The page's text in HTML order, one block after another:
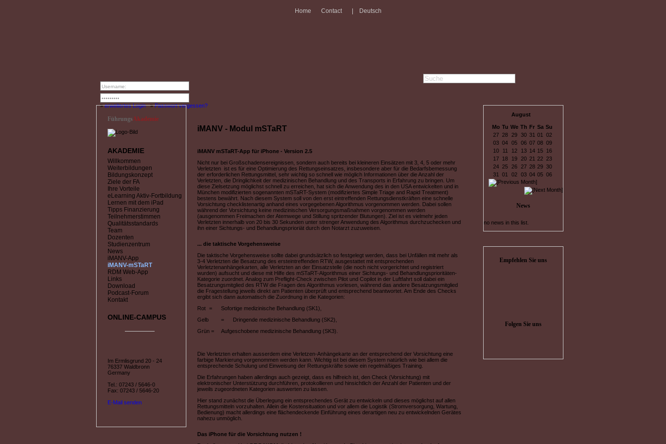
Home Contact Deutsch
»erweitertes Login»Passwort vergessen?
FührungsAkademie
AKADEMIE
Willkommen
Weiterbildungen
Bildungskonzept
Ziele der FA
Ihre Vorteile
eLearning Aktiv-Fortbildung
Lernen mit dem iPad
Tipps Finanzierung
Teilnehmerstimmen
Qualitätsstandards
Team
Dozenten
Studienzentrum
News
iMANV-App
iMANV-mSTaRT
RDM Web-App
Links
Download
Podcast-Forum
Kontakt
ONLINE-CAMPUS
Im Ermlisgrund 20 - 24
76337 Waldbronn
Germany
Tel.: 07243 / 5646-0
Fax: 07243 / 5646-20
E-Mail senden
iMANV - Modul mSTaRT
iMANV mSTaRT-App für iPhone - Version 2.5
Nicht nur bei Großschadensereignissen, sondern auch bereits bei kleineren Einsätzen mit 3, 4, 5 oder mehr
Verletzten ist es für eine Optimierung des Rettungseinsatzes, insbesondere aber für die Bedarfsbemessung
der erforderlichen Rettungsmittel, sehr wichtig so schnell wie möglich Informationen über die Anzahl der
Verletzten, die Dringlichkeit der medizinischen Behandlung und des Transports in Erfahrung zu bringen. Um
diese Zielsetzung möglichst schnell zu erreichen, hat sich die Anwendung des in den USA entwickelten und in
München modifizierten sogenannten mSTaRT-System (modifiziertes Simple Triage and Rapid Treatment)
bestens bewährt. Nach diesem System soll von den erst eintreffenden Rettungsdienstkräften eine schnelle
Vorsichtung checklistenartig anhand eines vorgegebenen Algorithmus vorgenommen werden. Dabei sollen
während der Vorsichtung keine medizinischen Versorgungsmaßnahmen vorgenommen werden
(ausgenommen Freimachen der Atemwege und Stillung spritzender Blutungen). Ziel ist es vielmehr jeden
Verletzten innerhalb von 20 bis 30 Sekunden unter strenger Anwendung des Algorithmus durchzuchecken und
ihn einer Sichtungs- und Behandlungsprioriät durch den Notarzt zuzuweisen.
... die taktische Vorgehensweise
Die taktische Vorgehensweise sollte dabei grundsätzlich so festgelegt werden, dass bei Unfällen mit mehr als
3-4 Verletzten die Besatzung des ersteintreffenden RTW, ausgestattet mit entsprechenden
Verletztenanhängekarten, alle Verletzten an der Einsatzstelle (die noch nicht vorgerichtet und registriert
wurden) aufsucht und diese mit Hilfe des mSTaRT-Algorithmus einer Sichtungs- und Behandlungsprioritäten-
Kategorie zuordnet. Analog zum Preflight-Check zwischen Pilot und Copilot in der Luftfahrt soll dabei ein
Besatzungsmitglied des RTW die Fragen des Algorithmus vorlesen, während das andere Besatzungsmitglied
die Fragestellung jeweils direkt am Patienten überprüft und entsprechend beantwortet. Am Ende des Checks
ergibt sich dann automatisch die Zuordnung in die Kategorien:
Rot =
Sofortige medizinische Behandlung (SK1),
Gelb
=
Dringende medizinische Behandlung (SK2),
Grün =
Aufgeschobene medizinische Behandlung (SK3).
Die Verletzten erhalten ausserdem eine Verletzen-Anhängekarte an der entsprechend der Vorsichtung eine
farbige Markierung vorgenommen werden kann. Wichtig ist bei diesem System natürlich wie bei allem die
entsprechende Schulung und Einweisung der Rettungskräfte sowie ein regelmäßiges Training.
Die Erfahrungen haben allerdings auch gezeigt, dass es hilfreich ist, den Check (Vorsichtung) mit
elektronischer Unterstützung durchführen, protokollieren und hinsichtlich der Anzahl der Patienten und der
jeweils zugeordneten Kategorien auswerten zu lassen.
Hier stand zunächst die Überlegung ein entsprechendes Gerät zu entwickeln und dieses möglichst auf allen
Rettungsmitteln vorzuhalten. Allein die Kostensituation und vor allem die Logistik (Stromversorgung, Wartung,
Bedienung) macht allerdings eine flächendeckende Einführung eines derartigen neu zu entwickelnden Gerätes
nahezu unmöglich.
Das iPhone für die Vorsichtung nutzen !
August
Mo Tu We Th Fr Sa Su
27
28 29 30 31 01
02
03 04 05 06 07 08 09
10
11 12 13 14 15 16
17
18 19 20 21 22 23
24
25 26 27 28 29 30
31
01 02 03 04 05 06
News
no news in this list.
Empfehlen Sie uns
Folgen Sie uns